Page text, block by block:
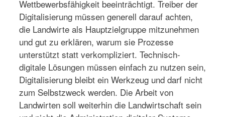
Wettbewerbsfähigkeit beeinträchtigt. Treiber der
Digitalisierung müssen generell darauf achten,
die Landwirte als Hauptzielgruppe mitzunehmen
und gut zu erklären, warum sie Prozesse
unterstützt statt verkompliziert. Technisch-
digitale Lösungen müssen einfach zu nutzen sein,
Digitalisierung bleibt ein Werkzeug und darf nicht
zum Selbstzweck werden. Die Arbeit von
Landwirten soll weiterhin die Landwirtschaft sein